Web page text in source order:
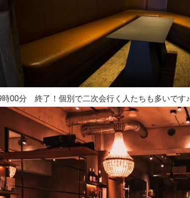
時00分 終了！個別で二次会行く人たちも多いです♪